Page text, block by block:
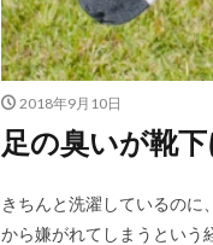
2018年9月10日
足の臭いが靴
きちんと洗濯しているの
から嫌がれてしまうという